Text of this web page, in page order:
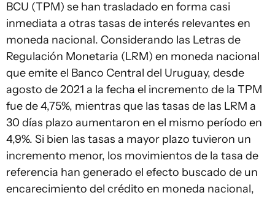
BCU (TPM) se han trasladado en forma casi
inmediata a otras tasas de interés relevantes en
moneda nacional. Considerando las Letras de
Regulación Monetaria (LRM) en moneda nacional
que emite el Banco Central del Uruguay, desde
agosto de 2021 a la fecha el incremento de la TPM
fue de 4,75%, mientras que las tasas de las LRM a
30 días plazo aumentaron en el mismo período en
4,9%. Si bien las tasas a mayor plazo tuvieron un
incremento menor, los movimientos de la tasa de
referencia han generado el efecto buscado de un
encarecimiento del crédito en moneda nacional,